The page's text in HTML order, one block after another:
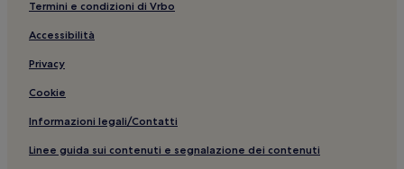
Napoli: Hotel economici
Termini e condizioni di Vrbo
Accessibilità
Privacy
Cookie
Informazioni legali/Contatti
Linee guida sui contenuti e segnalazione dei contenuti